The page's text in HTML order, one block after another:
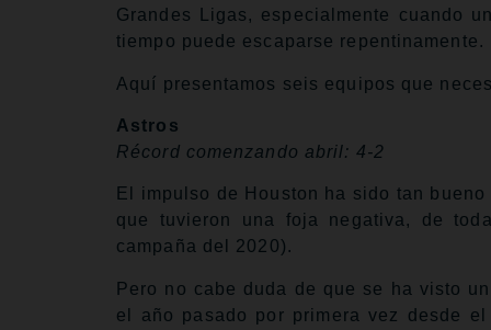
Grandes Ligas, especialmente cuando
tiempo puede escaparse repentinamente.
Aquí presentamos seis equipos que
Astros
Récord comenzando abril: 4-2
El impulso de Houston ha sido tan
que tuvieron una foja negativa, de
campaña del 2020).
Pero no cabe duda de que se ha visto
el año pasado por primera vez desde